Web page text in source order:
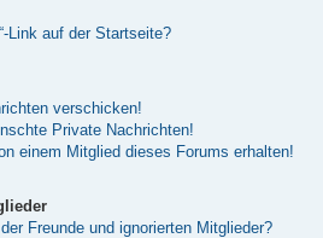
Link auf der Startseite?
verschicken!
Private Nachrichten!
einem Mitglied dieses Forums erhalten!
Freunde und ignorierten Mitglieder?